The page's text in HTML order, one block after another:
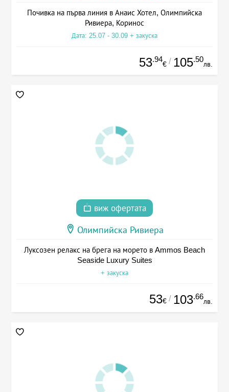
Почивка на първа линия в Анаис Хотел, Олимпийска
Ривиера, Коринос
Дата: 25.07 - 30.09 + закуска
53.94
€ / 105.50
лв.
виж офертата
Олимпийска Ривиера
Луксозен релакс на брега на морето в Ammos Beach
Seaside Luxury Suites
+ закуска
53€ / 103.66
лв.